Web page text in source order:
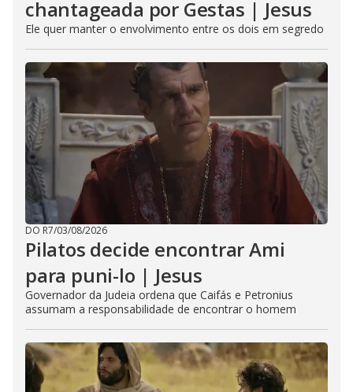
chantageada por Gestas | Jesus
Ele quer manter o envolvimento entre os dois em segredo
DO R7/03/08/2026
Pilatos decide encontrar Ami
para puni-lo | Jesus
Governador da Judeia ordena que Caifás e Petronius
assumam a responsabilidade de encontrar o homem